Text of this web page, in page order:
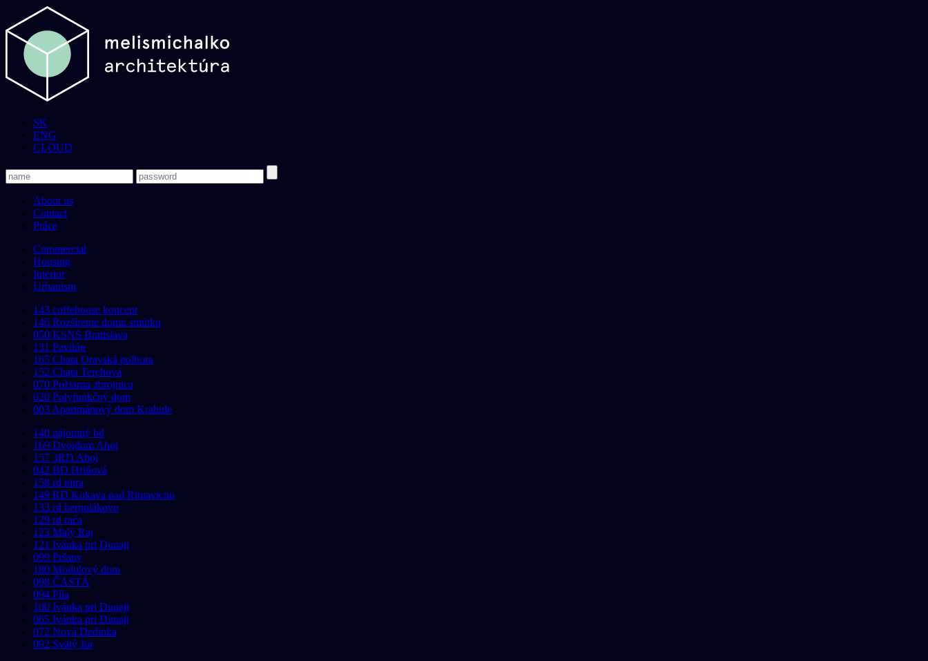
SK
ENG
CLOUD
About us
Contact
Práce
Commercial
Housing
Interior
Urbanism
143 coffehouse koncept
146 Rozšírenie domu smútku
050 KSNS Bratislava
131 Pavilón
165 Chata Oravská polhora
152 Chata Terchová
070 Požiarna zbrojnica
020 Polyfunkčný dom
003 Apartmánový dom Krahule
140 nájomný bd
169 Dvojdom Ahoj
157 3RD Ahoj
042 BD Hriňová
158 rd nitra
149 RD Kokava nad Rimavicou
133 rd bernolákovo
129 rd rača
123 Malý Raj
121 Ivánka pri Dunaji
099 Pršany
180 Modulový dom
098 ČASTÁ
094 Píla
100 Ivánka pri Dunaji
065 Ivánka pri Dunaji
072 Nová Dedinka
092 Svätý Jur